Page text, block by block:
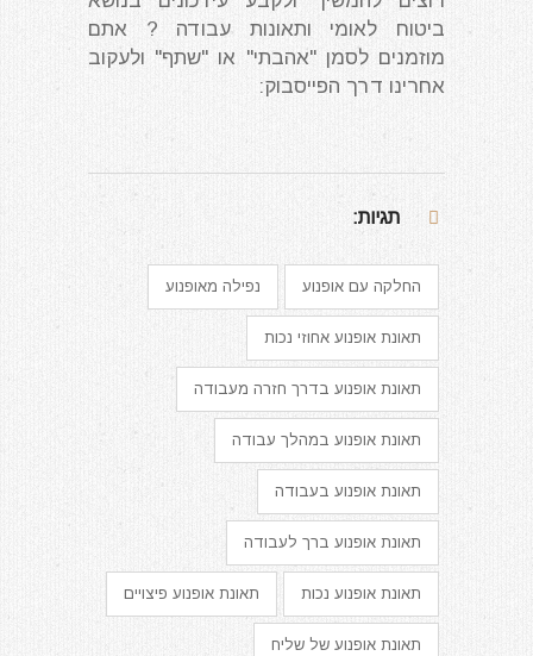
ביטוח לאומי ותאונות עבודה ? אתם
מוזמנים לסמן "אהבתי" או "שתף" ולעקוב
אחרינו דרך הפייסבוק:
תגיות:
החלקה עם אופנוע נפילה מאופנוע
תאונת אופנוע אחוזי נכות
תאונת אופנוע בדרך חזרה מעבודה
תאונת אופנוע במהלך עבודה
תאונת אופנוע בעבודה
תאונת אופנוע ברך לעבודה
תאונת אופנוע נכות תאונת אופנוע פיצויים
תאונת אופנוע של שליח